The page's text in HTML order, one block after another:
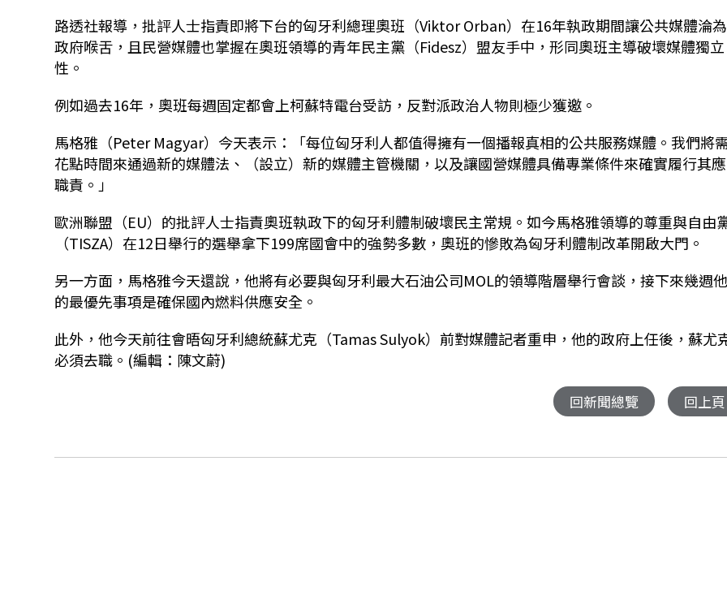
路透社報導，批評人士指責即將下台的匈牙利總理奧班（Viktor Orban）在16年執政期間讓公共媒體淪為
政府喉舌，且民營媒體也掌握在奧班領導的青年民主黨（Fidesz）盟友手中，形同奧班主導破壞媒體獨立
性。
例如過去16年，奧班每週固定都會上柯蘇特電台受訪，反對派政治人物則極少獲邀。
馬格雅（Peter Magyar）今天表示：「每位匈牙利人都值得擁有一個播報真相的公共服務媒體。我們將
花點時間來通過新的媒體法、（設立）新的媒體主管機關，以及讓國營媒體具備專業條件來確實履行其
職責。」
歐洲聯盟（EU）的批評人士指責奧班執政下的匈牙利體制破壞民主常規。如今馬格雅領導的尊重與自由
（TISZA）在12日舉行的選舉拿下199席國會中的強勢多數，奧班的慘敗為匈牙利體制改革開啟大門。
另一方面，馬格雅今天還說，他將有必要與匈牙利最大石油公司MOL的領導階層舉行會談，接下來幾週
的最優先事項是確保國內燃料供應安全。
此外，他今天前往會晤匈牙利總統蘇尤克（Tamas Sulyok）前對媒體記者重申，他的政府上任後，蘇尤
必須去職。(編輯：陳文蔚)
回新聞總覽 回上頁